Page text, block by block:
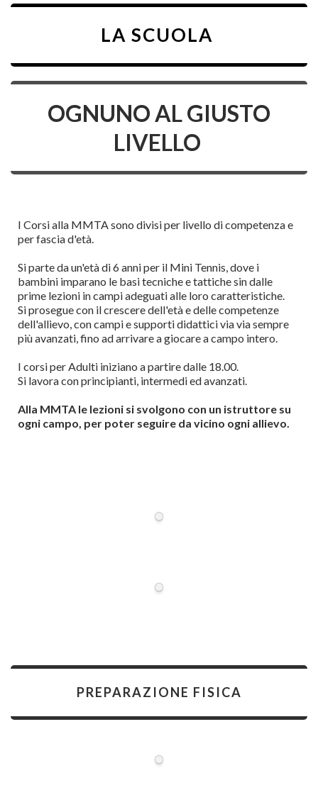
LA SCUOLA
OGNUNO AL GIUSTO
LIVELLO
I Corsi alla MMTA sono divisi per livello di competenza e
per fascia d'età.
Si parte da un'età di 6 anni per il Mini Tennis, dove i
bambini imparano le basi tecniche e tattiche sin dalle
prime lezioni in campi adeguati alle loro caratteristiche.
Si prosegue con il crescere dell'età e delle competenze
dell'allievo, con campi e supporti didattici via via sempre
più avanzati, fino ad arrivare a giocare a campo intero.
I corsi per Adulti iniziano a partire dalle 18.00.
Si lavora con principianti, intermedi ed avanzati.
Alla MMTA le lezioni si svolgono con un istruttore su
ogni campo, per poter seguire da vicino ogni allievo.
PREPARAZIONE FISICA